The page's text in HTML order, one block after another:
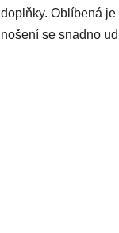
doplňky. Oblíbená
nošení se snadno